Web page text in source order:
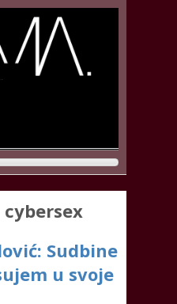
cybersex
Sudbine
u svoje